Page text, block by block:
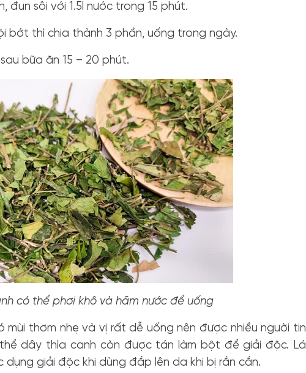
đun sôi với 1.5l nước trong 15 phút.
bớt thì chia thành 3 phần, uống trong ngày.
bữa ăn 15 – 20 phút.
có thể phơi khô và hãm nước để uống
thơm nhẹ và vị rất dễ uống nên được nhiều người tin
dây thìa canh còn được tán làm bột để giải độc. Lá
giải độc khi dùng đắp lên da khi bị rắn cắn.